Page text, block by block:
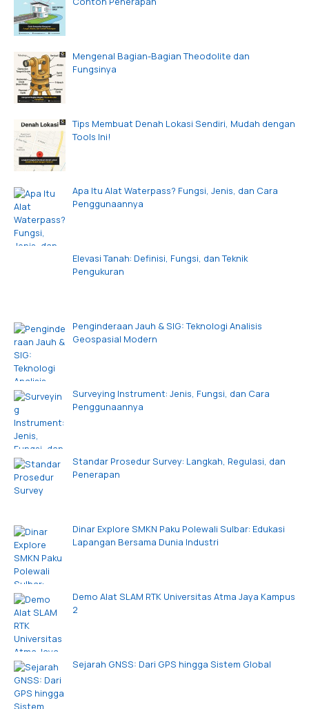
Mengenal Bagian-Bagian Theodolite dan
Fungsinya
Tips Membuat Denah Lokasi Sendiri, Mudah dengan
Tools Ini!
Apa Itu Alat Waterpass? Fungsi, Jenis, dan Cara
Penggunaannya
Elevasi Tanah: Definisi, Fungsi, dan Teknik
Pengukuran
Penginderaan Jauh & SIG: Teknologi Analisis
Geospasial Modern
Surveying Instrument: Jenis, Fungsi, dan Cara
Penggunaannya
Standar Prosedur Survey: Langkah, Regulasi, dan
Penerapan
Dinar Explore SMKN Paku Polewali Sulbar: Edukasi
Lapangan Bersama Dunia Industri
Demo Alat SLAM RTK Universitas Atma Jaya Kampus
2
Sejarah GNSS: Dari GPS hingga Sistem Global